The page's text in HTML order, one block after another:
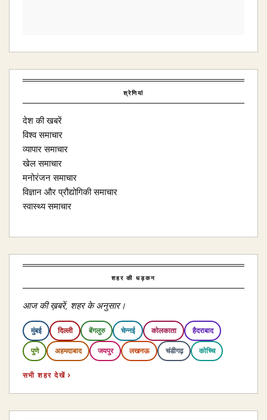
श्रेणियां
देश की खबरें
विश्व समाचार
व्यापार समाचार
खेल समाचार
मनोरंजन समाचार
विज्ञान और प्रौद्योगिकी समाचार
स्वास्थ्य समाचार
शहर की धड़कन
आज की ख़बरें, शहर के अनुसार।
मुंबई दिल्ली बेंगलुरु चेन्नई कोलकाता हैदराबाद
पुणे अहमदाबाद जयपुर लखनऊ चंडीगढ़ कोच्चि
सभी शहर देखें ›